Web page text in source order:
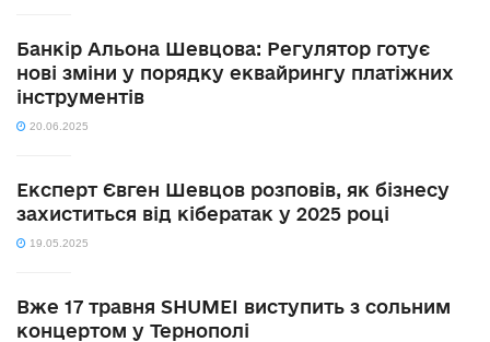
Банкір Альона Шевцова: Регулятор готує
нові зміни у порядку еквайрингу платіжних
інструментів
20.06.2025
Експерт Євген Шевцов розповів, як бізнесу
захиститься від кібератак у 2025 році
19.05.2025
Вже 17 травня SHUMEI виступить з сольним
концертом у Тернополі